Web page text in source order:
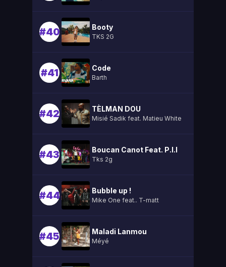
#40 Booty
TKS 2G
#41 Code
Barth
#42 TÈLMAN DOU
Misié Sadik feat. Matieu White
#43 Boucan Canot Feat. P.l.l
Tks 2g
#44 Bubble up !
Mike One feat.. T-matt
#45 Maladi Lanmou
Méyé